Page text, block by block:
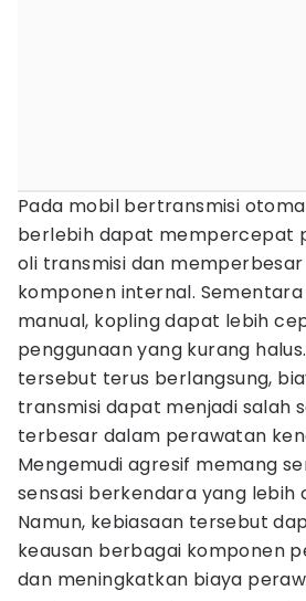
Pada mobil bertransmisi
berlebih dapat mempercepat
oli transmisi dan memperbesar
komponen internal.
manual, kopling dapat lebih
penggunaan yang kurang
tersebut terus berlangsung,
transmisi dapat menjadi salah
terbesar dalam perawatan
Mengemudi agresif memang
sensasi berkendara yang lebih
Namun, kebiasaan tersebut
keausan berbagai komponen
dan meningkatkan biaya